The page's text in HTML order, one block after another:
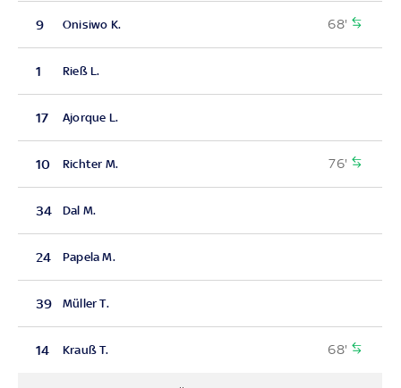
9 Onisiwo K. 68'
1 Rieß L.
17 Ajorque L.
10 Richter M. 76'
34 Dal M.
24 Papela M.
39 Müller T.
14 Krauß T. 68'